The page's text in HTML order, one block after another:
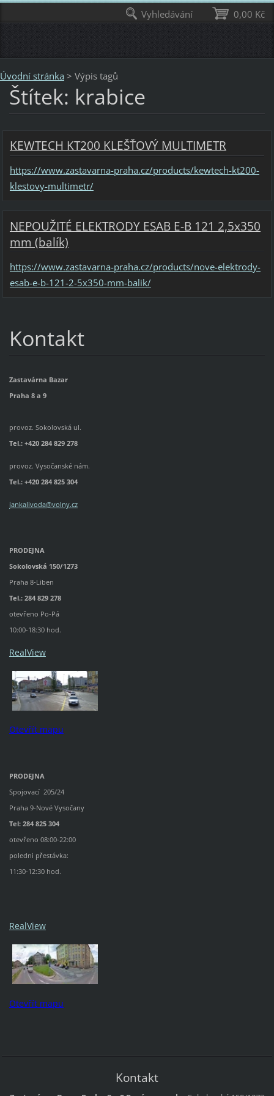
Úvodní stránka > Výpis tagů
Štítek: krabice
KEWTECH KT200 KLEŠŤOVÝ MULTIMETR
https://www.zastavarna-praha.cz/products/kewtech-kt200-
klestovy-multimetr/
NEPOUŽITÉ ELEKTRODY ESAB E-B 121 2,5x350
mm (balík)
https://www.zastavarna-praha.cz/products/nove-elektrody-
esab-e-b-121-2-5x350-mm-balik/
Kontakt
Zastavárna Bazar
Praha 8 a 9
provoz. Sokolovská ul.
Tel.: +420 284 829 278
provoz. Vysočanské nám.
Tel.: +420 284 825 304
jankalivoda@volny.cz
PRODEJNA
Sokolovská 150/1273
Praha 8-Liben
Tel.: 284 829 278
otevřeno Po-Pá
10:00-18:30 hod.
RealView
Otevřít mapu
PRODEJNA
Spojovací 205/24
Praha 9-Nové Vysočany
Tel: 284 825 304
otevřeno 08:00-22:00
poledni přestávka:
11:30-12:30 hod.
RealView
Otevřít mapu
Kontakt
0,00 Kč
Vyhledávání